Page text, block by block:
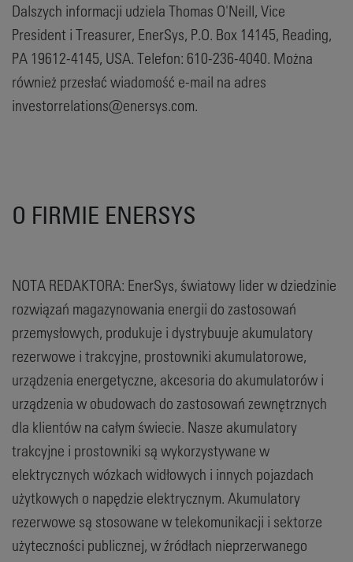
Dalszych informacji udziela Thomas O'Neill, Vice
President i Treasurer, EnerSys, P.O. Box 14145, Reading,
PA 19612-4145, USA. Telefon: 610-236-4040. Można
również przesłać wiadomość e-mail na adres
investorrelations@enersys.com.
O FIRMIE ENERSYS
NOTA REDAKTORA: EnerSys, światowy lider w dziedzinie
rozwiązań magazynowania energii do zastosowań
przemysłowych, produkuje i dystrybuuje akumulatory
rezerwowe i trakcyjne, prostowniki akumulatorowe,
urządzenia energetyczne, akcesoria do akumulatorów i
urządzenia w obudowach do zastosowań zewnętrznych
dla klientów na całym świecie. Nasze akumulatory
trakcyjne i prostowniki są wykorzystywane w
elektrycznych wózkach widłowych i innych pojazdach
użytkowych o napędzie elektrycznym. Akumulatory
rezerwowe są stosowane w telekomunikacji i sektorze
użyteczności publicznej, w źródłach nieprzerwanego